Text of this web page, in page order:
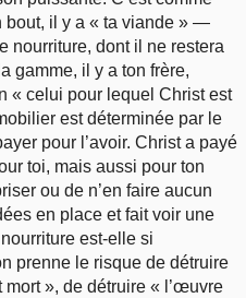
bout, il y a « ta viande » —
nourriture, dont il ne restera
gamme, il y a ton frère,
« celui pour lequel Christ est
est déterminée par le
pour l’avoir. Christ a payé
toi, mais aussi pour ton
ou de n’en faire aucun
en place et fait voir une
est-elle si
prenne le risque de détruire
mort », de détruire « l’œuvre